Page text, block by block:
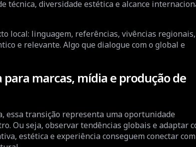
técnica, diversidade estética e alcance
local: linguagem, referências, vivências regionais,
e relevante. Algo que dialogue com o global e
marcas, mídia e produção de
essa transição representa uma oportunidade
Ou seja, observar tendências globais e adaptar
estética e experiência conseguem conectar com